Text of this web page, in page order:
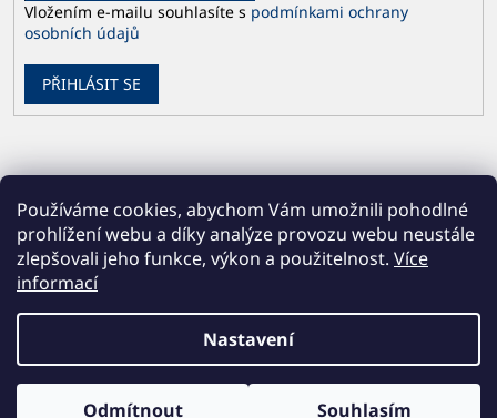
Používáme cookies, abychom Vám umožnili pohodlné
prohlížení webu a díky analýze provozu webu neustále
zlepšovali jeho funkce, výkon a použitelnost. Více
informací
Nastavení
Odmítnout Souhlasím
Vložením e-mailu souhlasíte s podmínkami ochrany
osobních údajů
PŘIHLÁSIT SE
Copyright 2026Česká geologická služba. Všechna práva
vyhrazena.
Upravit nastavení cookies